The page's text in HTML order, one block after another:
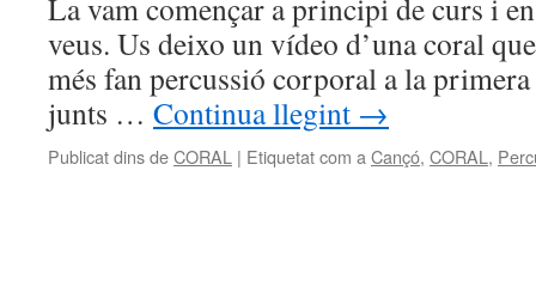
La vam començar a principi de curs i
veus. Us deixo un vídeo d’una coral
més fan percussió corporal a la
junts … Continua llegint →
Publicat dins deCORAL | Etiquetat com a Cançó, CORAL ,